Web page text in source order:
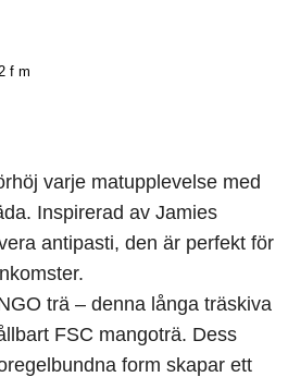
f m
varje matupplevelse med
Inspirerad av Jamies
antipasti, den är perfekt för
trä – denna långa träskiva
FSC mangoträ. Dess
form skapar ett